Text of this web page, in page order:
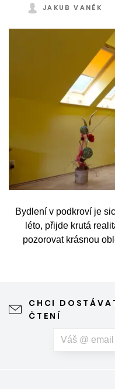
JAKUB VANĚK
Bydlení v podkroví je
léto, přijde krutá
pozorovat krásnou
CHCI
ČTENÍ